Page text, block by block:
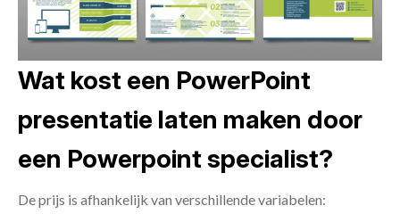
Wat kost een PowerPoint
presentatie laten maken door
een Powerpoint specialist?
De prijs is afhankelijk van verschillende variabelen: